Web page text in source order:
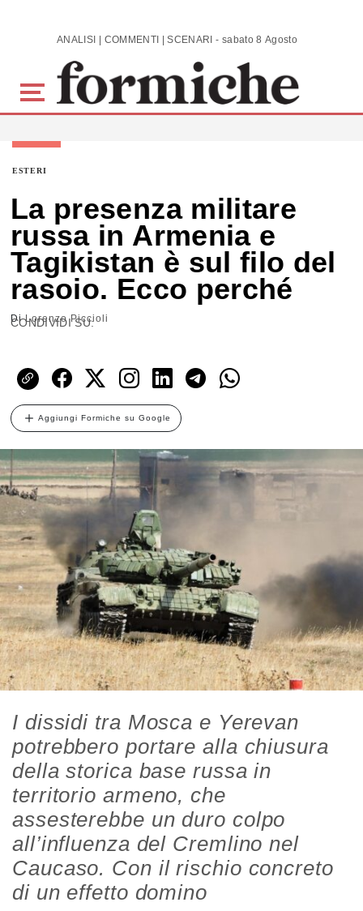
Skip to main content ANALISI | COMMENTI | SCENARI - sabato 8 Agosto 2026
ESTERI
La presenza militare
russa in Armenia e
Tagikistan è sul filo del
rasoio. Ecco perché
DiLorenzo Piccioli
CONDIVIDI SU:
Aggiungi Formiche su Google
I dissidi tra Mosca e Yerevan
potrebbero portare alla chiusura
della storica base russa in
territorio armeno, che
assesterebbe un duro colpo
all’influenza del Cremlino nel
Caucaso. Con il rischio concreto
di un effetto domino